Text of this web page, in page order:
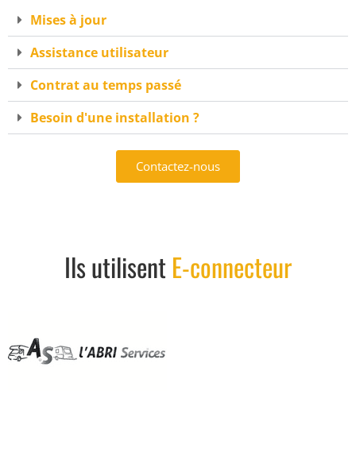
Mises à jour
Assistance utilisateur
Contrat au temps passé
Besoin d'une installation ?
Contactez-nous
Ils utilisent E-connecteur